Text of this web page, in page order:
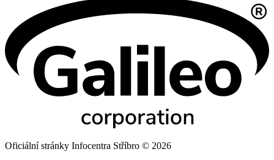
Oficiální stránky Infocentra Stříbro © 2026